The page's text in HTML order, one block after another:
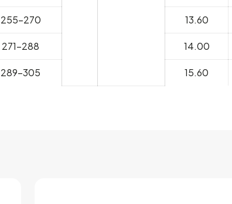
255-270 13.60
271-288 14.00
289-305 15.60